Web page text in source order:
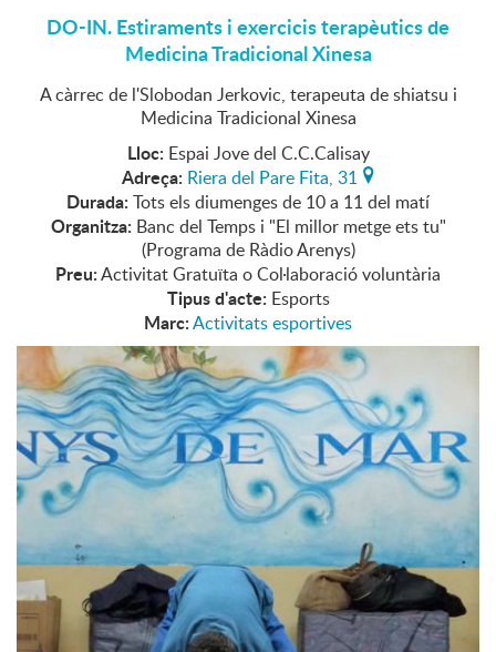
DO-IN. Estiraments i exercicis terapèutics de
Medicina Tradicional Xinesa
A càrrec de l'Slobodan Jerkovic, terapeuta de shiatsu i
Medicina Tradicional Xinesa
Lloc: Espai Jove del C.C.Calisay
Adreça: Riera del Pare Fita, 31
Durada: Tots els diumenges de 10 a 11 del matí
Organitza: Banc del Temps i "El millor metge ets tu"
(Programa de Ràdio Arenys)
Preu:Activitat Gratuïta o Col·laboració voluntària
Tipus d'acte: Esports
Marc:Activitats esportives